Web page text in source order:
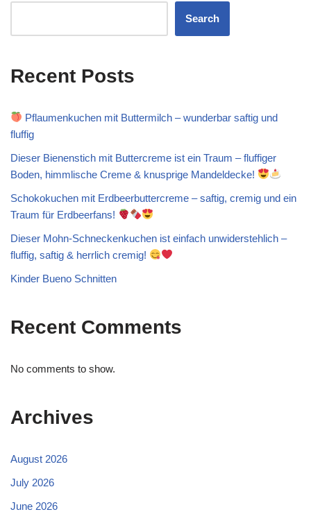
Search
Recent Posts
Pflaumenkuchen mit Buttermilch – wunderbar saftig und
fluffig
Dieser Bienenstich mit Buttercreme ist ein Traum – fluffiger
Boden, himmlische Creme & knusprige Mandeldecke!
Schokokuchen mit Erdbeerbuttercreme – saftig, cremig und ein
Traum für Erdbeerfans!
Dieser Mohn-Schneckenkuchen ist einfach unwiderstehlich –
fluffig, saftig & herrlich cremig!
Kinder Bueno Schnitten
Recent Comments
No comments to show.
Archives
August 2026
July 2026
June 2026